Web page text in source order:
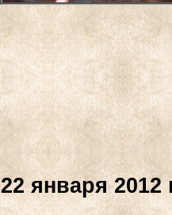
22 января 2012